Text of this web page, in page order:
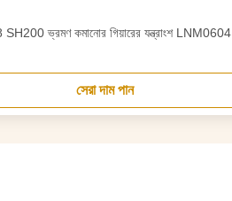
ভ্রমণ কমানোর গিয়ারের যন্ত্রাংশ LNM0604
সেরা দাম পান